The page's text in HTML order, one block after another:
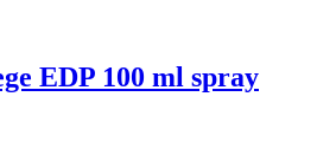
EDP 100 ml spray